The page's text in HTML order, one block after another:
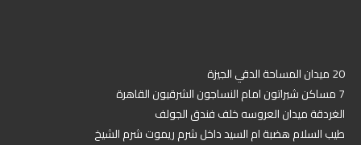
20 ميدان المساحة الدقي الجيزة
7 مساكن شيراتون امام النساجون الشرقيون القاهرة
الغردقة ميدان العروسه خلف فندق الجولف
طيب السلام هضبة ام السيد داخل شرم ريموت شرم الشيخ